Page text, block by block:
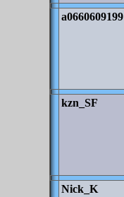
a0660609199
kzn_SF
Nick_K